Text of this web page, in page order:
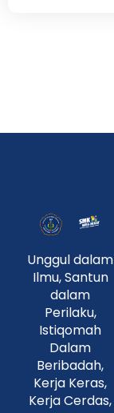
Unggul dalam
Ilmu, Santun
dalam
Perilaku,
Istiqomah
Dalam
Beribadah,
Kerja Keras,
Kerja Cerdas,